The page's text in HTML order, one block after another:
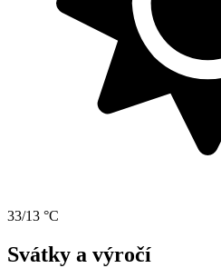
33/13 °C
Svátky a výročí